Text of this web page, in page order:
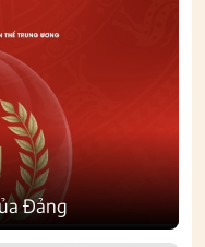
Đảng